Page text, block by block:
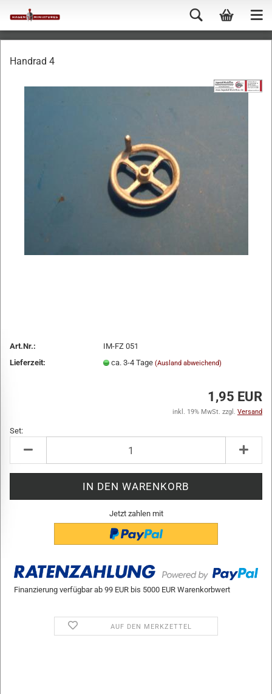
Handrad 4
Art.Nr.:
IM-FZ 051
Lieferzeit:
ca. 3-4 Tage (Ausland abweichend)
1,95 EUR
inkl. 19% MwSt. zzgl. Versand
Set:
Jetzt zahlen mit
Finanzierung verfügbar ab 99 EUR bis 5000 EUR Warenkorbwert
AUF DEN MERKZETTEL